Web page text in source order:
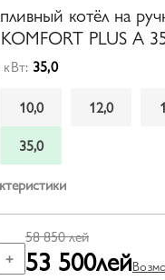
котёл на
PLUS A
35,0
10,0 12,0
35,0
+
58 850лей
53 500лей